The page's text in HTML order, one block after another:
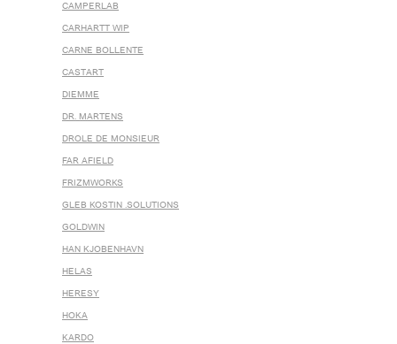
CAMPERLAB
CARHARTT WIP
CARNE BOLLENTE
CASTART
DIEMME
DR. MARTENS
DROLE DE MONSIEUR
FAR AFIELD
FRIZMWORKS
GLEB KOSTIN .SOLUTIONS
GOLDWIN
HAN KJOBENHAVN
HELAS
HERESY
HOKA
KARDO